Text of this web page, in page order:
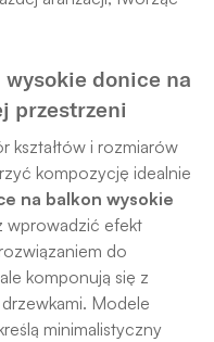
wysokie donice na
przestrzeni
kształtów i rozmiarów
kompozycję idealnie
na balkon wysokie
wprowadzić efekt
do
komponują się z
Modele
minimalistyczny